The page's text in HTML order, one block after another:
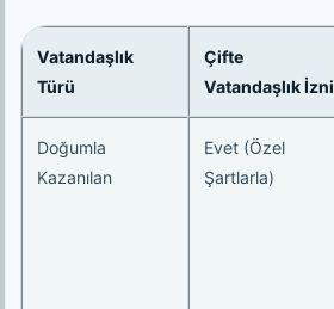
Vatandaşlık
Türü
Çifte
Vatandaşlık İzni
Doğumla
Kazanılan
Evet (Özel
Şartlarla)